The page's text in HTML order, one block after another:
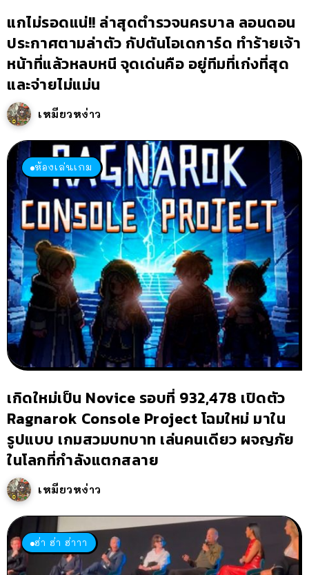
แกไม่รอดแน่!! ล่าสุดตำรวจนครบาล ลอนดอน
ประกาศตามล่าตัว กัปตันโอเดการ์ด ทำร้ายเจ้า
หน้าที่แล้วหลบหนี จุดเด่นคือ อยู่ทีมที่เก่งที่สุด
และจ่ายไม่แม่น
เหมียวหง่าว
ห้องเล่นเกม
เกิดใหม่เป็น Novice รอบที่ 932,478 เปิดตัว
Ragnarok Console Project โฉมใหม่ มาใน
รูปแบบ เกมสวมบทบาท เล่นคนเดียว ผจญภัย
ในโลกที่กำลังแตกสลาย
เหมียวหง่าว
ฮ่า ฮ่า ฮ่าาา